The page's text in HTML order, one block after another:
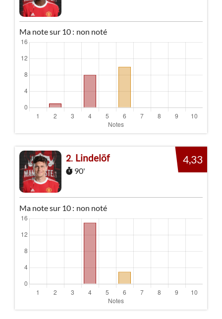
Ma note sur 10 : non noté
2 Lindelöf
90'
4,33
Ma note sur 10 : non noté